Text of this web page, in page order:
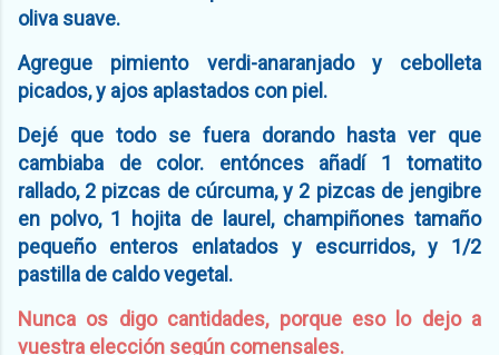
oliva suave.
Agregue pimiento verdi-anaranjado y cebolleta
picados, y ajos aplastados con piel.
Dejé que todo se fuera dorando hasta ver que
cambiaba de color. entónces añadí 1 tomatito
rallado, 2 pizcas de cúrcuma, y 2 pizcas de jengibre
en polvo, 1 hojita de laurel, champiñones tamaño
pequeño enteros enlatados y escurridos, y 1/2
pastilla de caldo vegetal.
Nunca os digo cantidades, porque eso lo dejo a
vuestra elección según comensales.